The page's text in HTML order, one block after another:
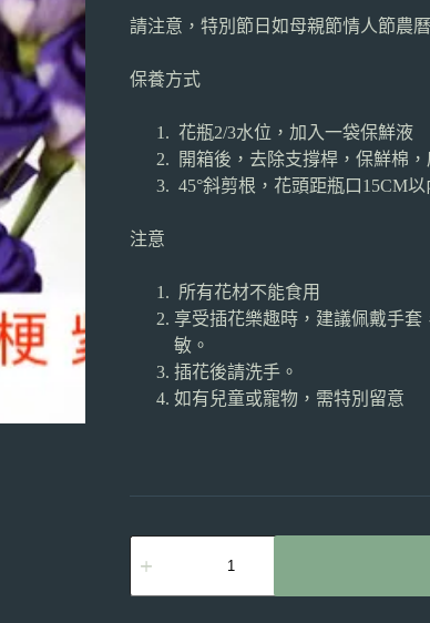
請注意，特別節日如母親節情人節農
保養方式
花瓶2/3水位，加入一袋保鮮液
開箱後，去除支撐桿，保鮮棉，
45°斜剪根，花頭距瓶口15CM
注意
所有花材不能食用
享受插花樂趣時，建議佩戴手
敏。
插花後請洗手。
如有兒童或寵物，需特別留意
梗
紫